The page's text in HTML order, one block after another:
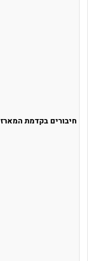
חיבורים בקדמת המארז